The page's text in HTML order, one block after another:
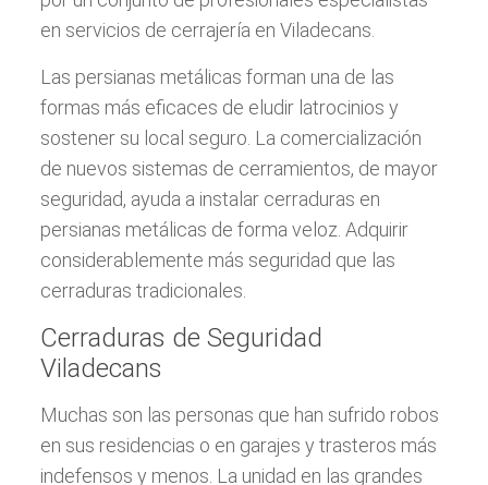
en servicios de cerrajería en Viladecans.
Las persianas metálicas forman una de las
formas más eficaces de eludir latrocinios y
sostener su local seguro. La comercialización
de nuevos sistemas de cerramientos, de mayor
seguridad, ayuda a instalar cerraduras en
persianas metálicas de forma veloz. Adquirir
considerablemente más seguridad que las
cerraduras tradicionales.
Cerraduras de Seguridad
Viladecans
Muchas son las personas que han sufrido robos
en sus residencias o en garajes y trasteros más
indefensos y menos. La unidad en las grandes